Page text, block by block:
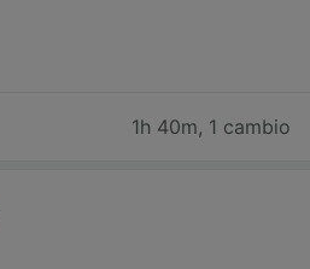
1h 40m, 1 cambio